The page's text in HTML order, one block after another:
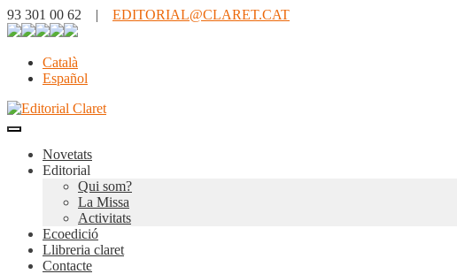
93 301 00 62 | EDITORIAL@CLARET.CAT
Català
Español
Novetats
Editorial
Qui som?
La Missa
Activitats
Ecoedició
Llibreria claret
Contacte